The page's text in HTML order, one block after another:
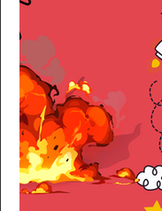
Le mot de la semaine